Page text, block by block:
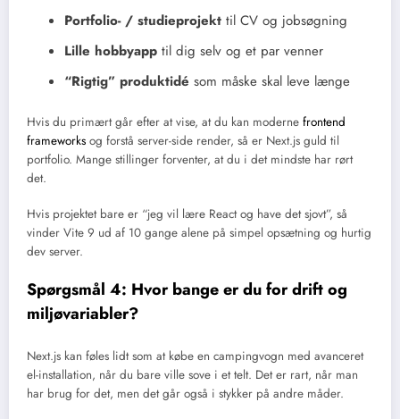
Portfolio- / studieprojekt til CV og jobsøgning
Lille hobbyapp til dig selv og et par venner
“Rigtig” produktidé som måske skal leve længe
Hvis du primært går efter at vise, at du kan moderne frontend
frameworks og forstå server-side render, så er Next.js guld til
portfolio. Mange stillinger forventer, at du i det mindste har rørt
det.
Hvis projektet bare er “jeg vil lære React og have det sjovt”, så
vinder Vite 9 ud af 10 gange alene på simpel opsætning og hurtig
dev server.
Spørgsmål 4: Hvor bange er du for drift og
miljøvariabler?
Next.js kan føles lidt som at købe en campingvogn med avanceret
el-installation, når du bare ville sove i et telt. Det er rart, når man
har brug for det, men det går også i stykker på andre måder.